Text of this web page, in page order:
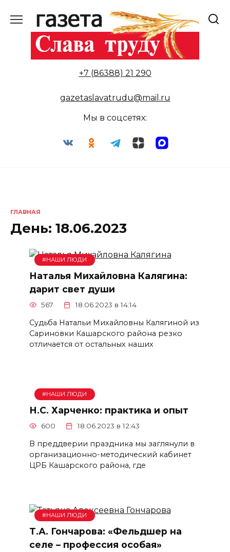
содержанию
+7 (86388) 21 290
gazetaslavatrudu@mail.ru
Мы в соцсетях:
ГЛАВНАЯ
День: 18.06.2023
#НАШИ ЛЮДИ
Наталья Михайловна Калягина:
дарит свет души
567 18.06.2023 в 14:14
Судьба Натальи Михайловны Калягиной из
Сариновки Кашарского района резко
отличается от остальных наших
#НАШИ ЛЮДИ
Н.С. Харченко: практика и опыт
600 18.06.2023 в 12:43
В преддверии праздника мы заглянули в
организационно-методический кабинет
ЦРБ Кашарского района, где
#НАШИ ЛЮДИ
Т.А. Гончарова: «Фельдшер на
селе – профессия особая»